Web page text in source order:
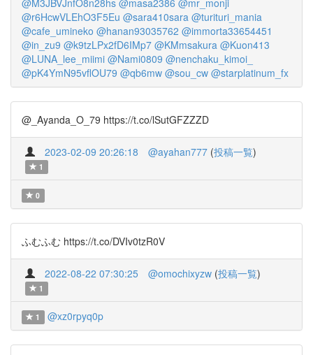
@M3JBVJnfO8n28hs @masa2386 @mr_monji
@r6HcwVLEhO3F5Eu @sara410sara @turituri_mania
@cafe_umineko @hanan93035762 @immorta33654451
@in_zu9 @k9tzLPx2fD6IMp7 @KMmsakura @Kuon413
@LUNA_lee_miimi @Nami0809 @nenchaku_kimoi_
@pK4YmN95vflOU79 @qb6mw @sou_cw @starplatinum_fx
@_Ayanda_O_79 https://t.co/lSutGFZZZD
2023-02-09 20:26:18 @ayahan777 (投稿一覧)
1
0
ふむふむ https://t.co/DVIv0tzR0V
2022-08-22 07:30:25 @omochixyzw (投稿一覧)
1
1 @xz0rpyq0p